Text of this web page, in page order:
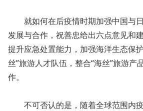
就如何在后疫情时期加强中国与
发展与合作，祝善忠给出六点意见和
提升应急处置能力，加强海洋生态保
丝”旅游人才队伍，整合“海丝”旅游产
作。
不可否认的是，随着全球范围内